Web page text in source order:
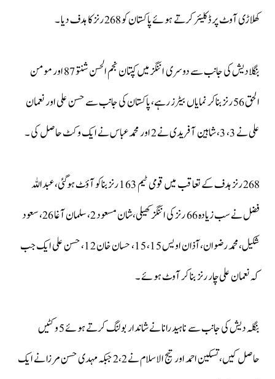
کھلاڑی آوٹ پر ڈکلیئر کرتے ہوئے پاکستان کو 268 رنز کا ہدف دیا ۔
بنگلادیش کی جانب سے دوسری اننگز میں کپتان نجم الحسن شنتو 87 اور مومن
الحق 56 رنز بناکر نمایاں بیٹرز رہے، پاکستان کی جانب سے حسن علی اور نعمان
علی نے 3، 3، شاہین آفریدی نے 2 اور محمد عباس نے ایک وکٹ حاصل کی ۔
268 رنز ہدف کے تعاقب میں قومی ٹیم 163 رنز بناکو آؤٹ ہوگئی، عبداللہ
فضل نے سب زیادہ 66 رنز کی اننگز کھیلی،شان مسعود 2، سلمان آغا 26، سعود
شکیل،محمد رضوان،آذان اویس 15، 15، حسان خان 12، حسن علی ایک جب
کہ نعمان علی چار رنز بنا کر آوٹ ہوئے ۔
بنگلہ دیش کی جانب سے ناہید رانا نے شاندار بولنگ کرتے ہوئے 5 وکٹیں
حاصل کیں، تسکین احمد اور تیج الاسلام نے 2،2 جبکہ مہدی حسن مرزا نے ایک